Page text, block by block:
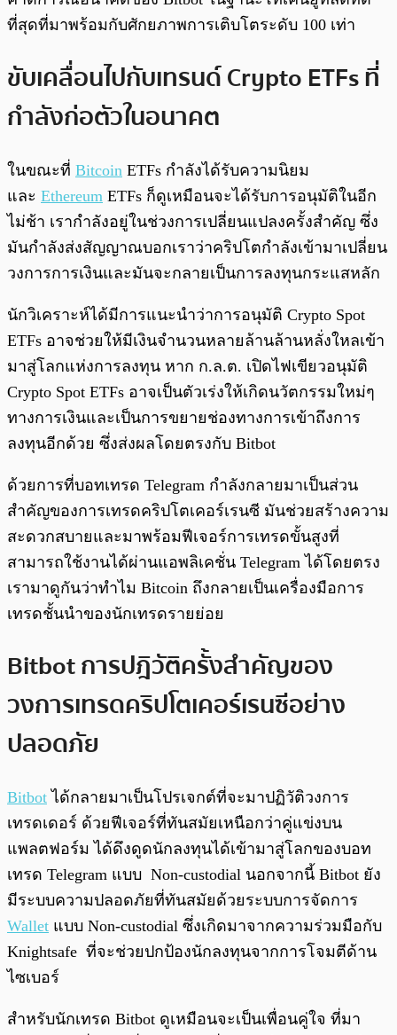
ที่สุดที่มาพร้อมกับศักยภาพการเติบโตระดับ 100 เท่า
ขับเคลื่อนไปกับเทรนด์ Crypto ETFs ที่
กำลังก่อตัวในอนาคต
ในขณะที่ Bitcoin ETFs กำลังได้รับความนิยม
และ Ethereum ETFs ก็ดูเหมือนจะได้รับการอนุมัติในอีก
ไม่ช้า เรากำลังอยู่ในช่วงการเปลี่ยนแปลงครั้งสำคัญ ซึ่ง
มันกำลังส่งสัญญาณบอกเราว่าคริปโตกำลังเข้ามาเปลี่ยน
วงการการเงินและมันจะกลายเป็นการลงทุนกระแสหลัก
นักวิเคราะห์ได้มีการแนะนำว่าการอนุมัติ Crypto Spot
ETFs อาจช่วยให้มีเงินจำนวนหลายล้านล้านหลั่งใหลเข้า
มาสู่โลกแห่งการลงทุน หาก ก.ล.ต. เปิดไฟเขียวอนุมัติ
Crypto Spot ETFs อาจเป็นตัวเร่งให้เกิดนวัตกรรมใหม่ๆ
ทางการเงินและเป็นการขยายช่องทางการเข้าถึงการ
ลงทุนอีกด้วย ซึ่งส่งผลโดยตรงกับ Bitbot
ด้วยการที่บอทเทรด Telegram กำลังกลายมาเป็นส่วน
สำคัญของการเทรดคริปโตเคอร์เรนซี มันช่วยสร้างความ
สะดวกสบายและมาพร้อมฟีเจอร์การเทรดขั้นสูงที่
สามารถใช้งานได้ผ่านแอพลิเคชั่น Telegram ได้โดยตรง
เรามาดูกันว่าทำไม Bitcoin ถึงกลายเป็นเครื่องมือการ
เทรดชั้นนำของนักเทรดรายย่อย
Bitbot การปฎิวัติครั้งสำคัญของ
วงการเทรดคริปโตเคอร์เรนซีอย่าง
ปลอดภัย
Bitbot ได้กลายมาเป็นโปรเจกต์ที่จะมาปฏิวัติวงการ
เทรดเดอร์ ด้วยฟีเจอร์ที่ทันสมัยเหนือกว่าคู่แข่งบน
แพลตฟอร์ม ได้ดึงดูดนักลงทุนได้เข้ามาสู่โลกของบอท
เทรด Telegram แบบ Non-custodial นอกจากนี้ Bitbot ยัง
มีระบบความปลอดภัยที่ทันสมัยด้วยระบบการจัดการ
Wallet แบบ Non-custodial ซึ่งเกิดมาจากความร่วมมือกับ
Knightsafe ที่จะช่วยปกป้องนักลงทุนจากการโจมตีด้าน
ไซเบอร์
สำหรับนักเทรด Bitbot ดูเหมือนจะเป็นเพื่อนคู่ใจ ที่มา